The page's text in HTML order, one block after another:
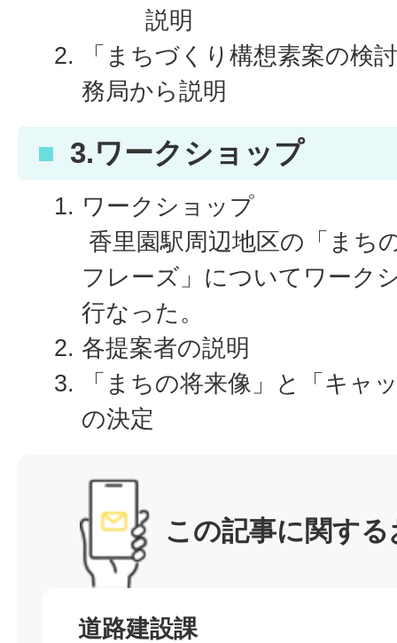
説明
「まちづくり構想素案の検
務局から説明
3.ワークショップ
ワークショップ
香里園駅周辺地区の「まち
フレーズ」についてワーク
行なった。
各提案者の説明
「まちの将来像」と「キャ
の決定
この記事に関す
道路建設課